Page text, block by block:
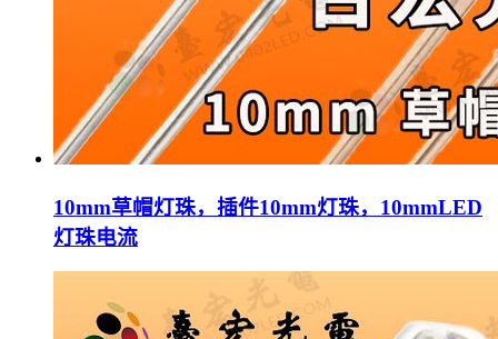
10mm草帽灯珠，插件10mm灯珠，10mmLED
灯珠电流